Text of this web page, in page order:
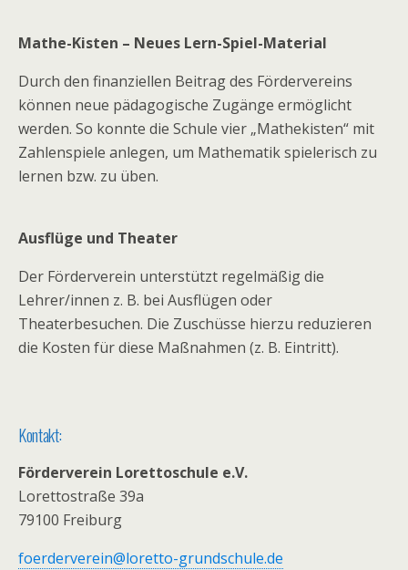
Mathe-Kisten – Neues Lern-Spiel-Material
Durch den finanziellen Beitrag des Fördervereins
können neue pädagogische Zugänge ermöglicht
werden. So konnte die Schule vier „Mathekisten“ mit
Zahlenspiele anlegen, um Mathematik spielerisch zu
lernen bzw. zu üben.
Ausflüge und Theater
Der Förderverein unterstützt regelmäßig die
Lehrer/innen z. B. bei Ausflügen oder
Theaterbesuchen. Die Zuschüsse hierzu reduzieren
die Kosten für diese Maßnahmen (z. B. Eintritt).
Kontakt:
Förderverein Lorettoschule e.V.
Lorettostraße 39a
79100 Freiburg
foerderverein@loretto-grundschule.de